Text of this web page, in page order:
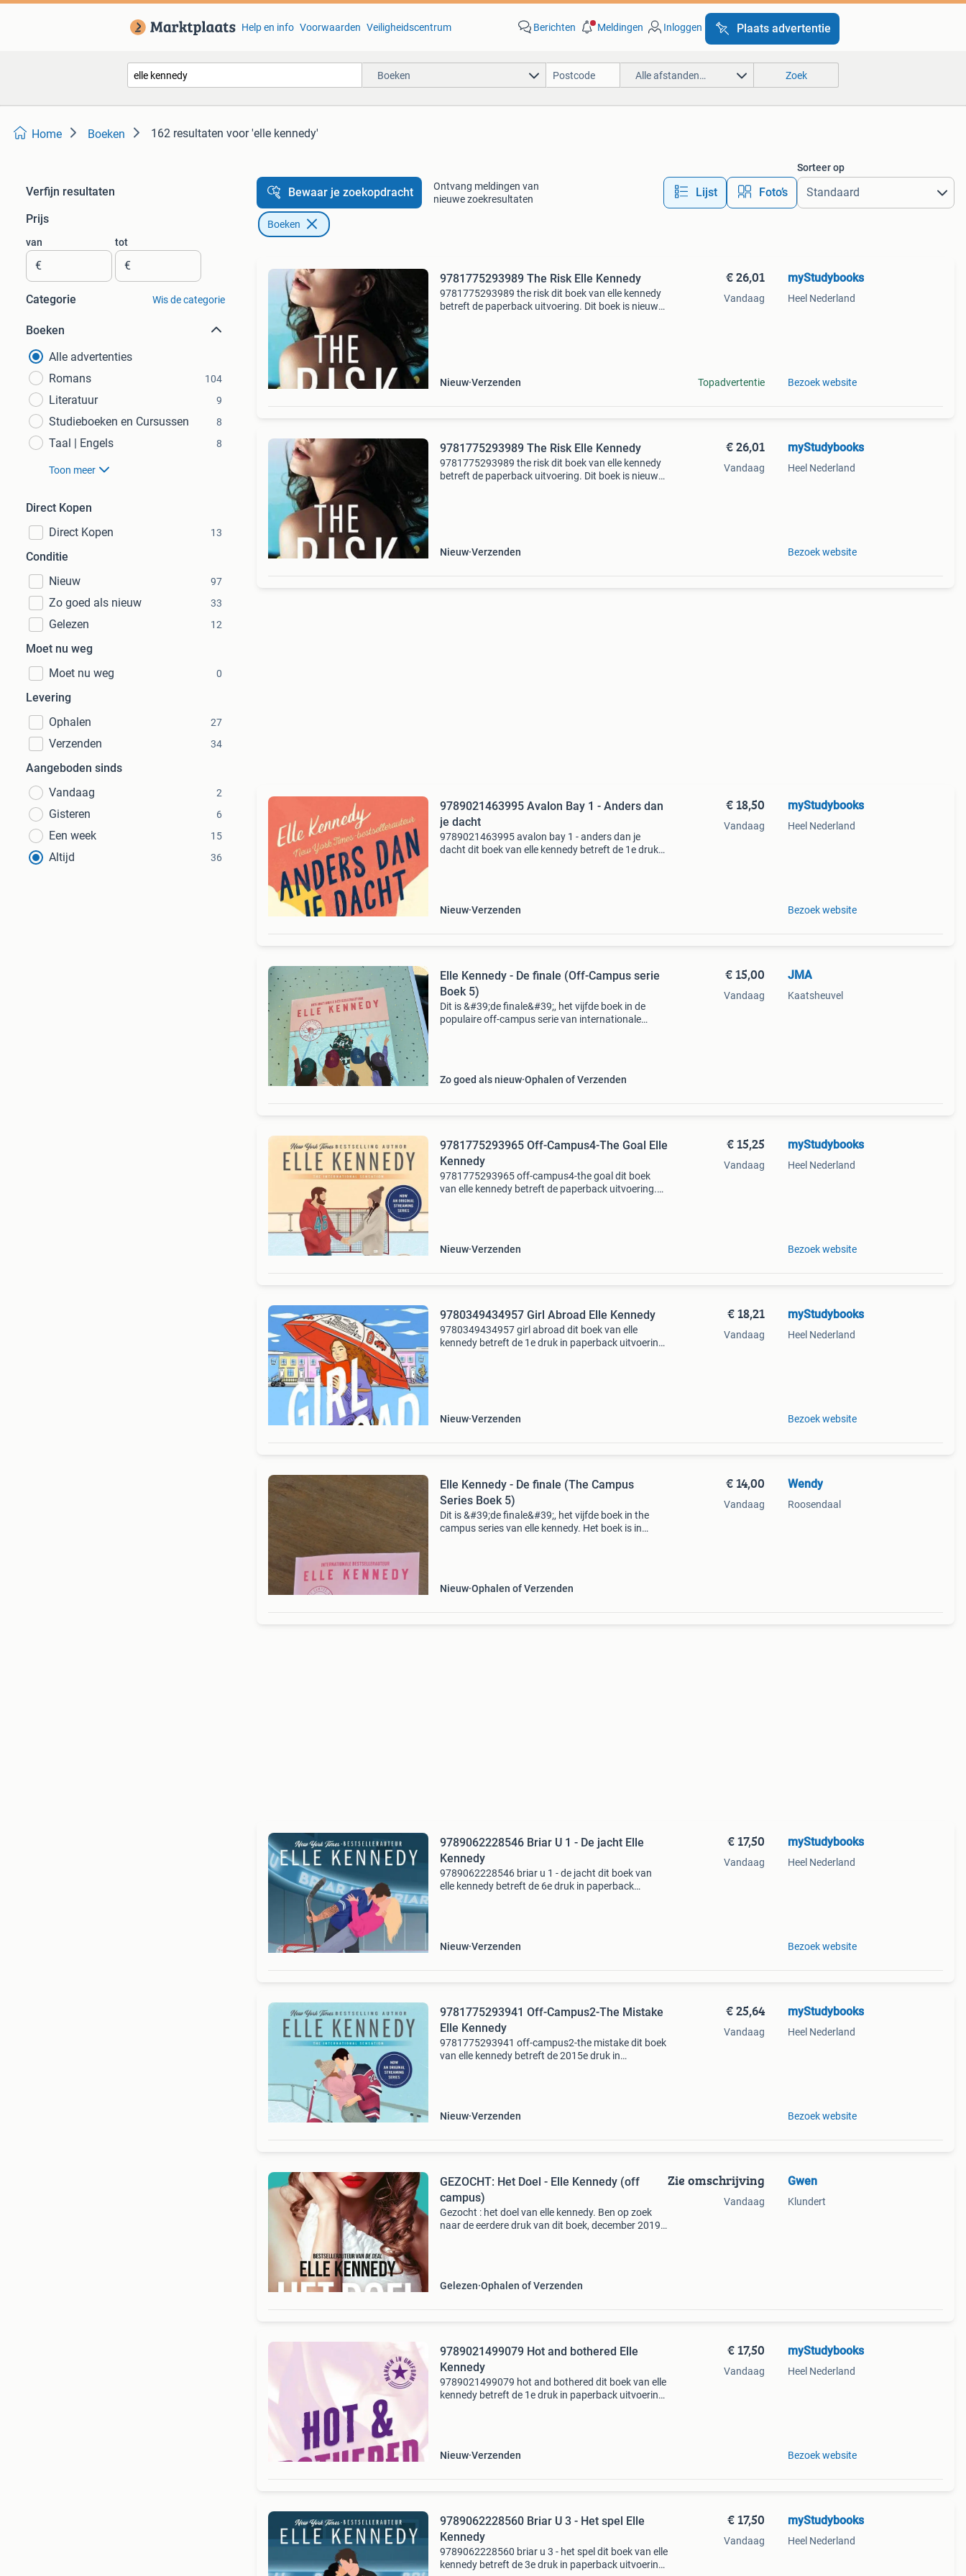
Help en info Voorwaarden Veiligheidscentrum Berichten Meldingen Inloggen Plaats advertentie
Boeken Alle afstanden… Zoek
Home Boeken 162 resultaten voor 'elle kennedy'
Verfijn resultaten
Prijs
van
€
tot
€
Categorie Wis de categorie
Boeken
Alle advertenties
Romans
104
Literatuur 9
Studieboeken en Cursussen 8
Taal | Engels 8
Toon meer
Direct Kopen
Direct Kopen
13
Conditie
Nieuw
97
Zo goed als nieuw 33
Gelezen 12
Moet nu weg
Moet nu weg
0
Levering
Ophalen
27
Verzenden 34
Aangeboden sinds
Vandaag
2
Gisteren 6
Een week 15
Altijd 36
Bewaar je zoekopdracht
Ontvang meldingen van
nieuwe zoekresultaten
Lijst Foto’s
Sorteer op
Boeken
9781775293989 The Risk Elle Kennedy
9781775293989 the risk dit boek van elle kennedy
betreft de paperback uitvoering. Dit boek is nieuw
Nieuw Verzenden
€ 26,01
Vandaag
Topadvertentie
myStudybooks
Heel Nederland
Bezoek website
9781775293989 The Risk Elle Kennedy
9781775293989 the risk dit boek van elle kennedy
betreft de paperback uitvoering. Dit boek is nieuw
Nieuw Verzenden
€ 26,01
Vandaag
myStudybooks
Heel Nederland
Bezoek website
9789021463995 Avalon Bay 1 - Anders dan
je dacht
9789021463995 avalon bay 1 - anders dan je
dacht dit boek van elle kennedy betreft de 1e druk
Nieuw Verzenden
€ 18,50
Vandaag
myStudybooks
Heel Nederland
Bezoek website
Elle Kennedy - De finale (Off-Campus serie
Boek 5)
Dit is &#39;de finale&#39;, het vijfde boek in de
populaire off-campus serie van internationale
Zo goed als nieuw Ophalen of Verzenden
€ 15,00
Vandaag
JMA
Kaatsheuvel
9781775293965 Off-Campus4-The Goal Elle
Kennedy
9781775293965 off-campus4-the goal dit boek
van elle kennedy betreft de paperback uitvoering.
Nieuw Verzenden
€ 15,25
Vandaag
myStudybooks
Heel Nederland
Bezoek website
9780349434957 Girl Abroad Elle Kennedy
9780349434957 girl abroad dit boek van elle
kennedy betreft de 1e druk in paperback uitvoering.
Nieuw Verzenden
€ 18,21
Vandaag
myStudybooks
Heel Nederland
Bezoek website
Elle Kennedy - De finale (The Campus
Series Boek 5)
Dit is &#39;de finale&#39;, het vijfde boek in the
campus series van elle kennedy. Het boek is in
Nieuw Ophalen of Verzenden
€ 14,00
Vandaag
Wendy
Roosendaal
9789062228546 Briar U 1 - De jacht Elle
Kennedy
9789062228546 briar u 1 - de jacht dit boek van
elle kennedy betreft de 6e druk in paperback
Nieuw Verzenden
€ 17,50
Vandaag
myStudybooks
Heel Nederland
Bezoek website
9781775293941 Off-Campus2-The Mistake
Elle Kennedy
9781775293941 off-campus2-the mistake dit boek
van elle kennedy betreft de 2015e druk in
Nieuw Verzenden
€ 25,64
Vandaag
myStudybooks
Heel Nederland
Bezoek website
GEZOCHT: Het Doel - Elle Kennedy (off
campus)
Gezocht : het doel van elle kennedy. Ben op zoek
naar de eerdere druk van dit boek, december 2019
Gelezen Ophalen of Verzenden
Zie omschrijving
Vandaag
Gwen
Klundert
9789021499079 Hot and bothered Elle
Kennedy
9789021499079 hot and bothered dit boek van elle
kennedy betreft de 1e druk in paperback uitvoering.
Nieuw Verzenden
€ 17,50
Vandaag
myStudybooks
Heel Nederland
Bezoek website
9789062228560 Briar U 3 - Het spel Elle
Kennedy
9789062228560 briar u 3 - het spel dit boek van elle
kennedy betreft de 3e druk in paperback uitvoering.
€ 17,50
Vandaag
myStudybooks
Heel Nederland